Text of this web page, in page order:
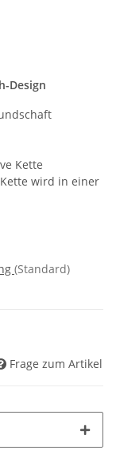
Design
Kette
wird in einer
(Standard)
Frage zum Artikel